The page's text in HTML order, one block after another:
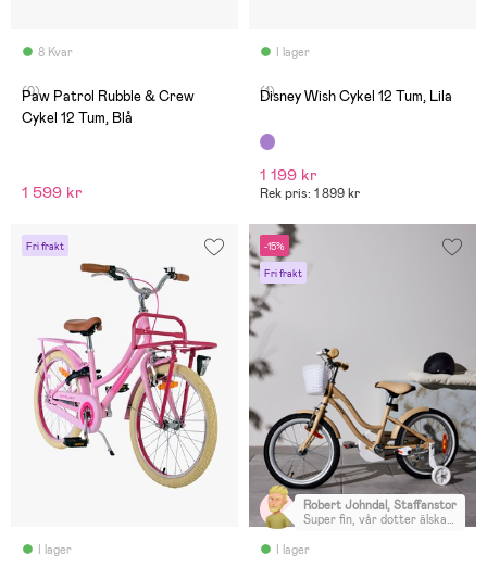
8 Kvar
(0)
Paw Patrol Rubble & Crew
Cykel 12 Tum, Blå
1 599 kr
I lager
(1)
Disney Wish Cykel 12 Tum, Lila
1 199 kr
Rek pris: 1 899 kr
Fri frakt
I lager
-15%
Fri frakt
I lager
Robert Johndal, Staffanstorp
Super fin, vår dotter älskar